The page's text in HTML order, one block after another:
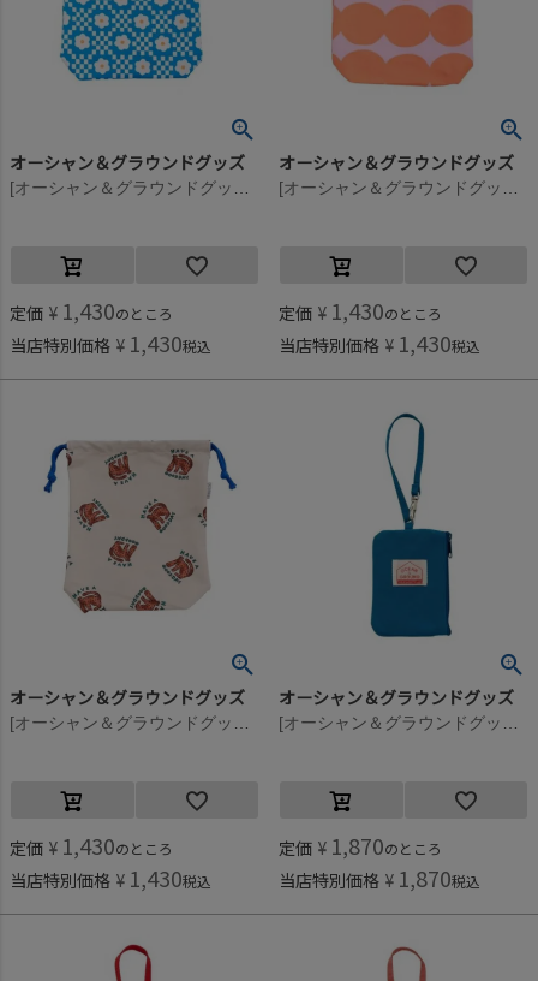
オーシャン＆グラウンドグッズ
定価 ¥ 1,430のところ
当店特別価格 ¥ 1,430税込
オーシャン＆グラウンドグッズ
定価 ¥ 1,430のところ
当店特別価格 ¥ 1,430税込
オーシャン＆グラウンドグッズ
定価 ¥ 1,430のところ
当店特別価格 ¥ 1,430税込
オーシャン＆グラウンドグッズ
定価 ¥ 1,870のところ
当店特別価格 ¥ 1,870税込